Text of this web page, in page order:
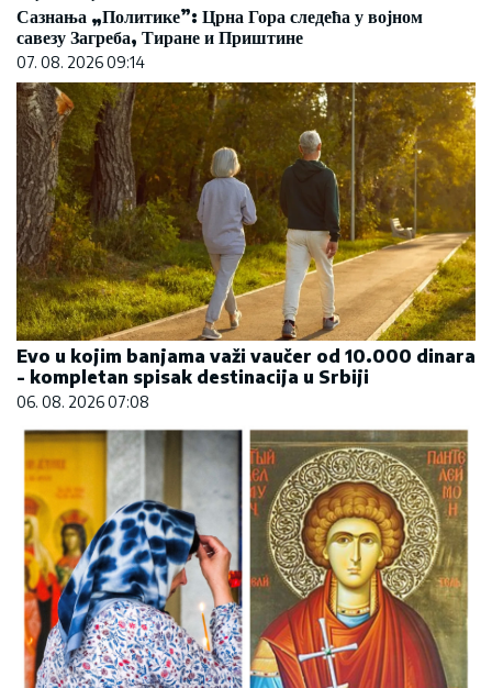
Сазнања „Политике”: Црна Гора следећа у војном
савезу Загреба, Тиране и Приштине
07. 08. 2026 09:14
Evo u kojim banjama važi vaučer od 10.000 dinara
- kompletan spisak destinacija u Srbiji
06. 08. 2026 07:08